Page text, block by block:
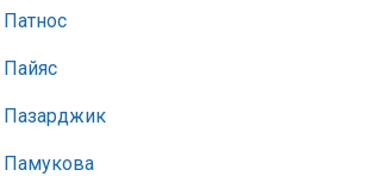
Патнос
Пайяс
Пазарджик
Памукова